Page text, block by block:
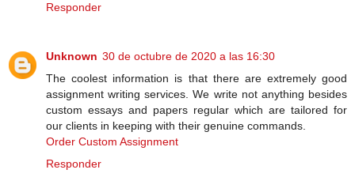
Responder
Unknown 30 de octubre de 2020 a las 16:30
The coolest information is that there are extremely good
assignment writing services. We write not anything besides
custom essays and papers regular which are tailored for
our clients in keeping with their genuine commands.
Order Custom Assignment
Responder